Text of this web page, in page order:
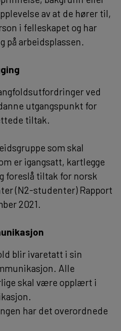
av at de hører til,
i felleskapet og har
på arbeidsplassen.
ved
utgangspunkt for
tiltak.
som skal
er igangsatt, kartlegge
foreslå tiltak for norsk
(N2-studenter) Rapport
2021.
blir ivaretatt i sin
Alle
skal være opplært i
har det overordnede